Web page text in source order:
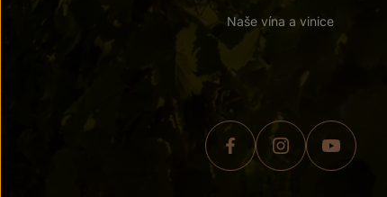
Naše vína a vinice